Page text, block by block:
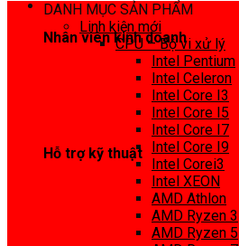
Nhân viên kinh doanh
Hỗ trợ kỹ thuật
DANH MỤC SẢN PHẨM
Linh kiện mới
CPU – Bộ vi xử lý
Intel Pentium
Intel Celeron
Intel Core I3
Intel Core I5
Intel Core I7
Intel Core I9
Intel Corei3
Intel XEON
AMD Athlon
AMD Ryzen 3
AMD Ryzen 5